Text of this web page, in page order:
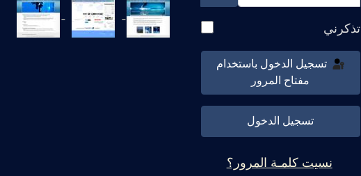
عرض كلمة المرور
تذكرني
تسجيل الدخول باستخدام
مفتاح المرور
تسجيل الدخول
نسيت كلمـة المرور؟